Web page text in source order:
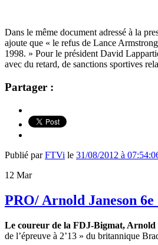
Dans le même document adressé à la
ajoute que « le refus de Lance
1998. » Pour le président David
avec du retard, de sanctions sportives
Partager :
Publié parFTVi le 31/08/2012 à
12 Mar
PRO/ Arnold Janeson 6e
Le coureur de la FDJ-Bigmat, Arnold
de l’épreuve à 2’13 » du britannique